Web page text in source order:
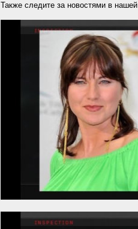
Также следите за новостями в нашей